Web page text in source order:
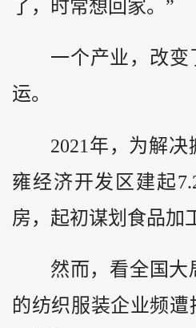
了，时常想回家。”
一个产业，改变
运。
2021年，为解
雍经济开发区建起
房，起初谋划食品加
然而，看全国大
的纺织服装企业频